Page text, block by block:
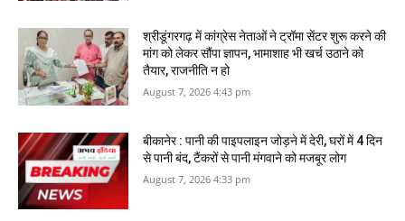
श्रीडूंगरगढ़ में कांग्रेस नेताओं ने ट्रॉमा सेंटर शुरू करने की
मांग को लेकर सौंपा ज्ञापन, भामाशाह भी खर्च उठाने को
तैयार, राजनीति न हो
August 7, 2026 4:43 pm
बीकानेर : पानी की पाइपलाइन जोड़ने में देरी, घरों में 4 दिन
से पानी बंद, टैंकरों से पानी मंगवाने को मजबूर लोग
August 7, 2026 4:33 pm